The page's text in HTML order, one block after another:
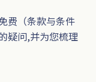
费（条款与条件
疑问,并为您梳理